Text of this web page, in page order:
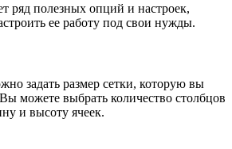
ряд полезных опций и настроек,
ее работу под свои нужды.
задать размер сетки, которую вы
можете выбрать количество столбцов
и высоту ячеек.